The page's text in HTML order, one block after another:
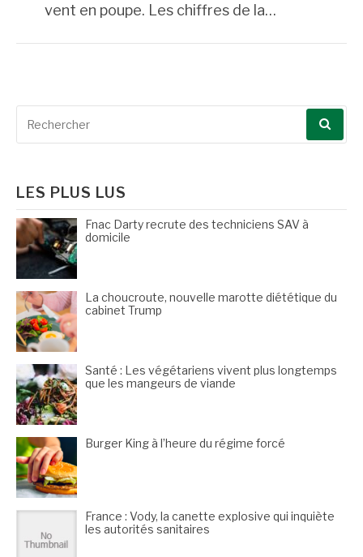
vent en poupe. Les chiffres de la…
LES PLUS LUS
Fnac Darty recrute des techniciens SAV à
domicile
La choucroute, nouvelle marotte diététique du
cabinet Trump
Santé : Les végétariens vivent plus longtemps
que les mangeurs de viande
Burger King à l’heure du régime forcé
France : Vody, la canette explosive qui inquiète
les autorités sanitaires